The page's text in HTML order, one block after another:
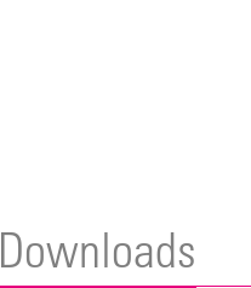
Downloads